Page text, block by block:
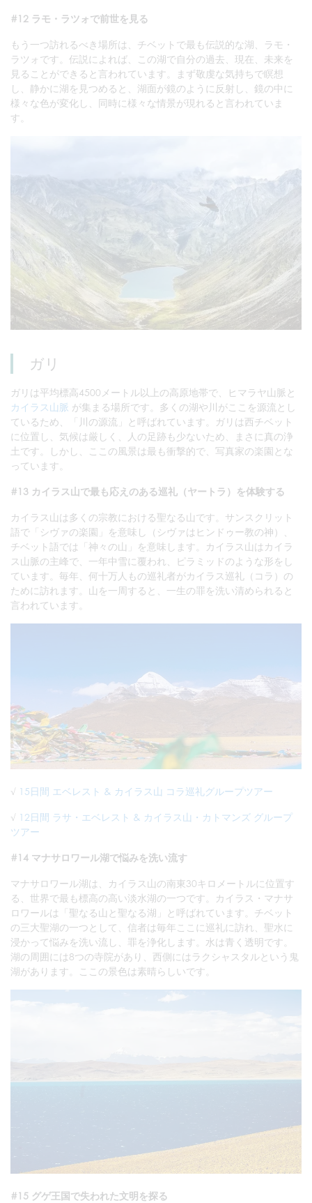
#12 ラモ・ラツォで前世を見る
もう一つ訪れるべき場所は、チベットで最も伝説的な湖、ラモ・
ラツォです。伝説によれば、この湖で自分の過去、現在、未来を
見ることができると言われています。まず敬虔な気持ちで瞑想
し、静かに湖を見つめると、湖面が鏡のように反射し、鏡の中に
様々な色が変化し、同時に様々な情景が現れると言われていま
す。
ガリ
ガリは平均標高4500メートル以上の高原地帯で、ヒマラヤ山脈と
カイラス山脈 が集まる場所です。多くの湖や川がここを源流とし
ているため、「川の源流」と呼ばれています。ガリは西チベット
に位置し、気候は厳しく、人の足跡も少ないため、まさに真の浄
土です。しかし、ここの風景は最も衝撃的で、写真家の楽園とな
っています。
#13 カイラス山で最も応えのある巡礼（ヤートラ）を体験する
カイラス山は多くの宗教における聖なる山です。サンスクリット
語で「シヴァの楽園」を意味し（シヴァはヒンドゥー教の神）、
チベット語では「神々の山」を意味します。カイラス山はカイラ
ス山脈の主峰で、一年中雪に覆われ、ピラミッドのような形をし
ています。毎年、何十万人もの巡礼者がカイラス巡礼（コラ）の
ために訪れます。山を一周すると、一生の罪を洗い清められると
言われています。
√ 15日間 エベレスト & カイラス山 コラ巡礼グループツアー
√ 12日間 ラサ・エベレスト & カイラス山・カトマンズ グループ
ツアー
#14 マナサロワール湖で悩みを洗い流す
マナサロワール湖は、カイラス山の南東30キロメートルに位置す
る、世界で最も標高の高い淡水湖の一つです。カイラス・マナサ
ロワールは「聖なる山と聖なる湖」と呼ばれています。チベット
の三大聖湖の一つとして、信者は毎年ここに巡礼に訪れ、聖水に
浸かって悩みを洗い流し、罪を浄化します。水は青く透明です。
湖の周囲には8つの寺院があり、西側にはラクシャスタルという鬼
湖があります。ここの景色は素晴らしいです。
#15 グゲ王国で失われた文明を探る